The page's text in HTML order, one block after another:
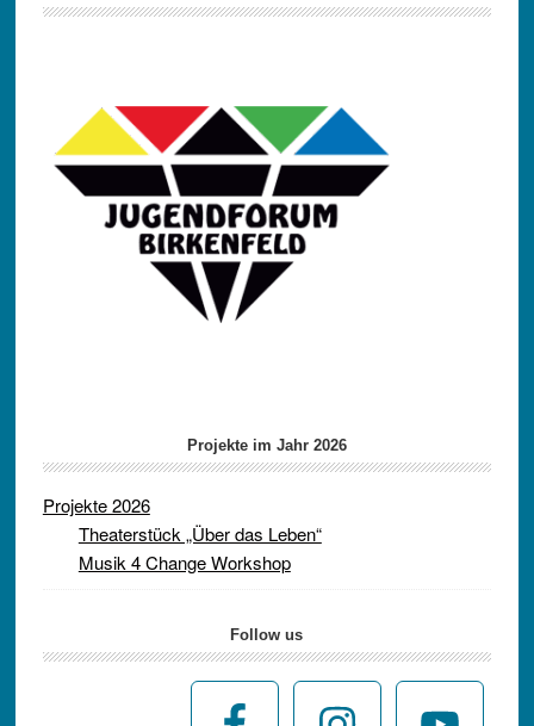
Projekte im Jahr 2026
Projekte 2026
Theaterstück „Über das Leben“
Musik 4 Change Workshop
Follow us